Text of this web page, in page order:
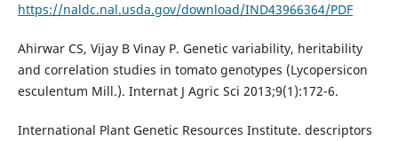
https://naldc.nal.usda.gov/download/IND43966364/PDF
Ahirwar CS, Vijay B Vinay P. Genetic variability, heritability
and correlation studies in tomato genotypes (Lycopersicon
esculentum Mill.). Internat J Agric Sci 2013;9(1):172-6.
International Plant Genetic Resources Institute. descriptors